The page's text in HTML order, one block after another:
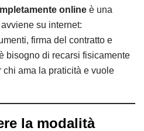
online è una
su internet:
firma del contratto e
bisogno di recarsi fisicamente
chi ama la praticità e vuole
la modalità